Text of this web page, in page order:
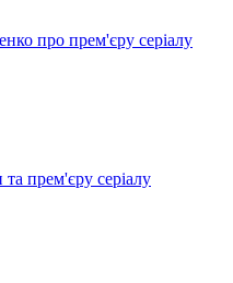
про прем'єру серіалу
прем'єру серіалу